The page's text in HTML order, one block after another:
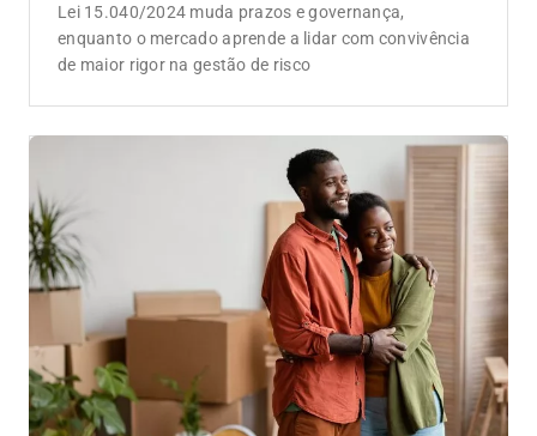
Lei 15.040/2024 muda prazos e governança,
enquanto o mercado aprende a lidar com convivência
de maior rigor na gestão de risco